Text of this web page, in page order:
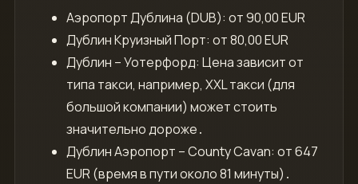
Аэропорт Дублина (DUB): от 90,00 EUR
Дублин Круизный Порт: от 80,00 EUR
Дублин – Уотерфорд: Цена зависит от
типа такси, например, XXL такси (для
большой компании) может стоить
значительно дороже․
Дублин Аэропорт – County Cavan: от 647
EUR (время в пути около 81 минуты)․